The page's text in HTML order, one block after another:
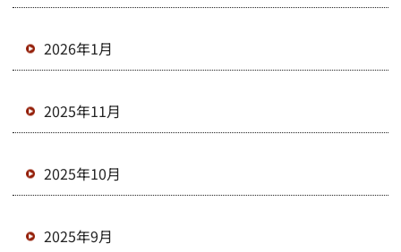
2026年1月
2025年11月
2025年10月
2025年9月